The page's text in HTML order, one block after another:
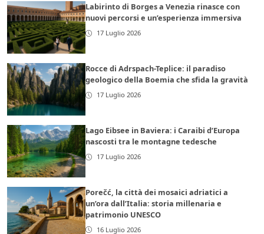
Labirinto di Borges a Venezia rinasce con
nuovi percorsi e un’esperienza immersiva
17 Luglio 2026
Rocce di Adrspach-Teplice: il paradiso
geologico della Boemia che sfida la gravità
17 Luglio 2026
Lago Eibsee in Baviera: i Caraibi d’Europa
nascosti tra le montagne tedesche
17 Luglio 2026
Porečć, la città dei mosaici adriatici a
un’ora dall’Italia: storia millenaria e
patrimonio UNESCO
16 Luglio 2026